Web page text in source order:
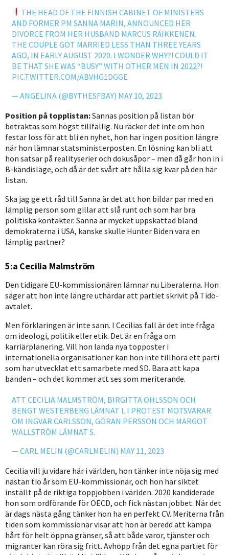
THE HEAD OF THE FINNISH CABINET OF MINISTERS
AND FORMER PM SANNA MARIN, ANNOUNCED HER
DIVORCE FROM HER HUSBAND MARCUS RÄIKKENEN.
THE COUPLE GOT MARRIED LESS THAN THREE YEARS
AGO, IN EARLY AUGUST 2020. I WONDER WHY?! COULD IT
BE THAT SHE WAS “BUSY” WITH OTHER MEN IN 2022?!
PIC.TWITTER.COM/ABVHG1DGGE
— ANGELINA (@BYTHESFBAY) MAY 10, 2023
Position på topplistan:Sannas position på listan bör
betraktas som högst tillfällig. Nu räcker det inte om hon
festar loss för att bli en nyhet, hon har ingen position längre
när hon lämnar statsministerposten. En lösning kan bli att
hon satsar på realityserier och dokusåpor – men då går hon in i
B-kändisläge, och då är det svårt att hålla sig kvar på den här
listan.
Ska jag ge ett råd till Sanna är det att hon bildar par med en
lämplig person som gillar att slå runt och som har bra
politiska kontakter. Sanna är mycket uppskattad bland
demokraterna i USA, kanske skulle Hunter Biden vara en
lämplig partner?
5:a Cecilia Malmström
Den tidigare EU-kommissionären lämnar nu Liberalerna. Hon
säger att hon inte längre uthärdar att partiet skrivit på Tidö-
avtalet.
Men förklaringen är inte sann. I Cecilias fall är det inte fråga
om ideologi, politik eller etik. Det är en fråga om
karriärplanering. Vill hon landa nya topposter i
internationella organisationer kan hon inte tillhöra ett parti
som har utvecklat ett samarbete med SD. Bara att kapa
banden – och det kommer att ses som meriterande.
ATT CECILIA MALMSTRÖM, BIRGITTA OHLSSON OCH
BENGT WESTERBERG LÄMNAT L I PROTEST MOTSVARAR
OM INGVAR CARLSSON, GÖRAN PERSSON OCH MARGOT
WALLSTRÖM LÄMNAT S.
— CARL MELIN (@CARLMELIN) MAY 11, 2023
Cecilia vill ju vidare här i världen, hon tänker inte nöja sig med
nästan tio år som EU-kommissionär, och hon har siktet
inställt på de riktiga toppjobben i världen. 2020 kandiderade
hon som ordförande för OECD, och fick nästan jobbet. När det
är dags nästa gång tänker hon ha en perfekt CV. Meriterna från
tiden som kommissionär visar att hon är beredd att kämpa
hårt för helt öppna gränser, så att både varor, tjänster och
migranter kan röra sig fritt. Avhopp från det egna partiet för